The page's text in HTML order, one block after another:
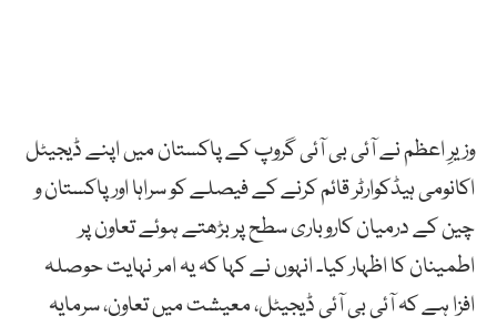
وزیرِ اعظم نے آئی بی آئی گروپ کے پاکستان میں اپنے ڈیجیٹل
اکانومی ہیڈکوارٹر قائم کرنے کے فیصلے کو سراہا اور پاکستان و
چین کے درمیان کاروباری سطح پر بڑھتے ہوئے تعاون پر
اطمینان کا اظہار کیا۔ انہوں نے کہا کہ یہ امر نہایت حوصلہ
افزا ہے کہ آئی بی آئی ڈیجیٹل، معیشت میں تعاون، سرمایہ